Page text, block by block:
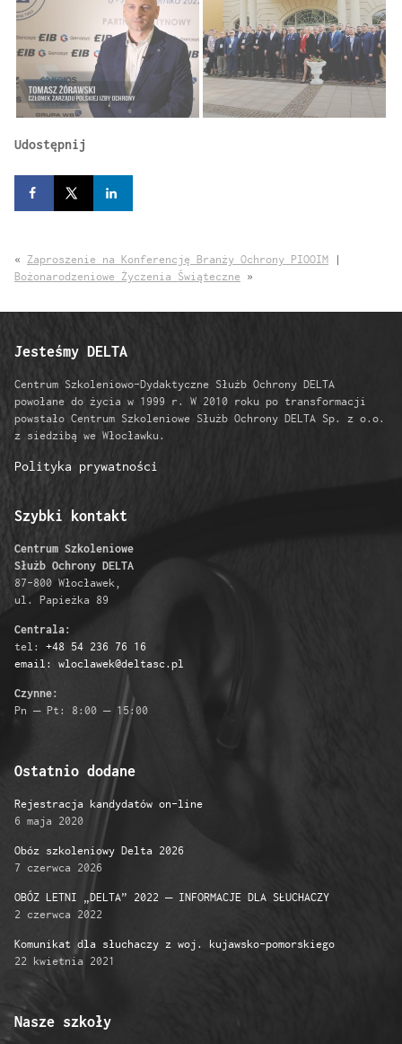
Udostępnij
« Zaproszenie na Konferencję Branży Ochrony PIOOIM |
Bożonarodzeniowe Życzenia Świąteczne »
Jesteśmy DELTA
Centrum Szkoleniowo-Dydaktyczne Służb Ochrony DELTA
powołane do życia w 1999 r. W 2010 roku po transformacji
powstało Centrum Szkoleniowe Służb Ochrony DELTA Sp. z o.o.
z siedzibą we Włocławku.
Polityka prywatności
Szybki kontakt
Centrum Szkoleniowe
Służb Ochrony DELTA
87-800 Włocławek,
ul. Papieżka 89
Centrala:
tel: +48 54 236 76 16
email: wloclawek@deltasc.pl
Czynne:
Pn – Pt: 8:00 – 15:00
Ostatnio dodane
Rejestracja kandydatów on-line
6 maja 2020
Obóz szkoleniowy Delta 2026
7 czerwca 2026
OBÓZ LETNI „DELTA” 2022 – INFORMACJE DLA SŁUCHACZY
2 czerwca 2022
Komunikat dla słuchaczy z woj. kujawsko-pomorskiego
22 kwietnia 2021
Nasze szkoły